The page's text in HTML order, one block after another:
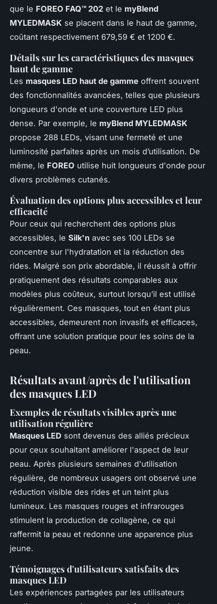
que le FOREO FAQ™ 202 et le myBlend
MYLEDMASK se placent dans le haut de gamme,
coûtant respectivement 679,59 € et 1200 €.
Détails sur les caractéristiques des masques
haut de gamme
Les masques LED haut de gamme offrent souvent
des fonctionnalités avancées, telles que plusieurs
longueurs d'onde et une couverture LED plus
dense. Par exemple, le myBlend MYLEDMASK
propose 288 LEDs, visant une fermeté et une
luminosité parfaites après un mois d’utilisation. De
même, le FOREO utilise huit longueurs d'onde pour
divers problèmes cutanés.
Évaluation des options plus accessibles et leur
efficacité
Pour ceux qui recherchent des options plus
accessibles, le Silk'n avec ses 100 LEDs se
concentre sur l'hydratation et la réduction des
rides. Malgré son prix abordable, il réussit à offrir
pratiquement des résultats comparables aux
modèles plus coûteux, surtout lorsqu’il est utilisé
régulièrement. Ces masques, tout en étant plus
accessibles, demeurent non invasifs et efficaces,
offrant une solution pratique pour les soins de la
peau.
Résultats avant/après de l'utilisation
des masques LED
Exemples de résultats visibles après une
utilisation régulière
Masques LED sont devenus des alliés précieux
pour ceux souhaitant améliorer l'aspect de leur
peau. Après plusieurs semaines d'utilisation
régulière, de nombreux usagers ont observé une
réduction visible des rides et un teint plus
lumineux. Les masques rouges et infrarouges
stimulent la production de collagène, ce qui
raffermit la peau et redonne une apparence plus
jeune.
Témoignages d'utilisateurs satisfaits des
masques LED
Les expériences partagées par les utilisateurs